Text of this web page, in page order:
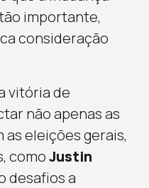
importante,
consideração
vitória de
não apenas as
as eleições gerais,
comoJustin
desafios a